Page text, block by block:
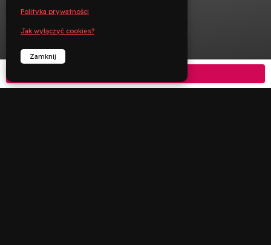
Polityka prywatności
Jak wyłączyć cookies?
Zamknij